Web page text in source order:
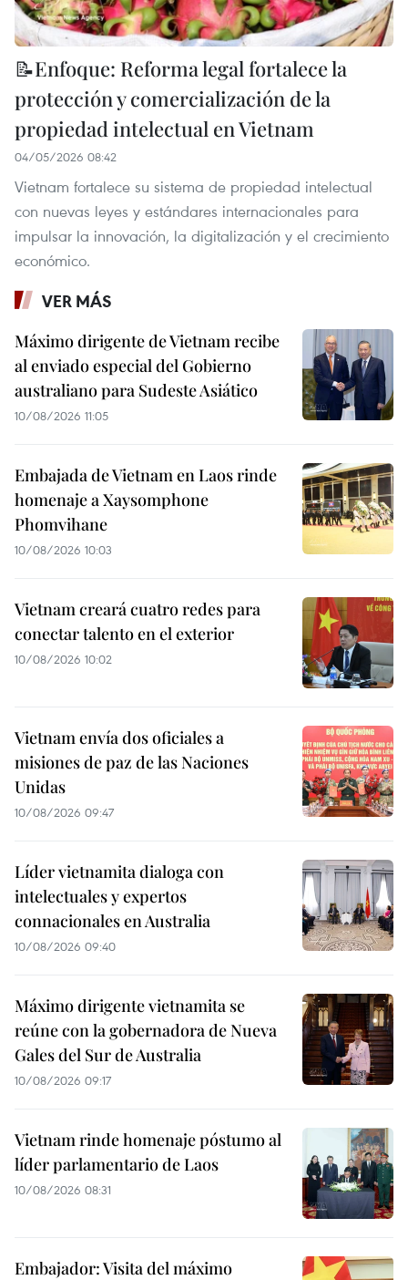
📝Enfoque: Reforma legal fortalece la
protección y comercialización de la
propiedad intelectual en Vietnam
04/05/2026 08:42
Vietnam fortalece su sistema de propiedad intelectual
con nuevas leyes y estándares internacionales para
impulsar la innovación, la digitalización y el crecimiento
económico.
VER MÁS
Máximo dirigente de Vietnam recibe
al enviado especial del Gobierno
australiano para Sudeste Asiático
10/08/2026 11:05
Embajada de Vietnam en Laos rinde
homenaje a Xaysomphone
Phomvihane
10/08/2026 10:03
Vietnam creará cuatro redes para
conectar talento en el exterior
10/08/2026 10:02
Vietnam envía dos oficiales a
misiones de paz de las Naciones
Unidas
10/08/2026 09:47
Líder vietnamita dialoga con
intelectuales y expertos
connacionales en Australia
10/08/2026 09:40
Máximo dirigente vietnamita se
reúne con la gobernadora de Nueva
Gales del Sur de Australia
10/08/2026 09:17
Vietnam rinde homenaje póstumo al
líder parlamentario de Laos
10/08/2026 08:31
Embajador: Visita del máximo